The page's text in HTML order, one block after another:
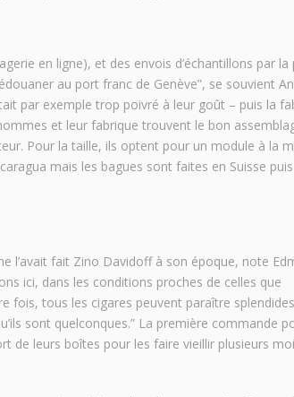
en ligne), et des envois d’échantillons par la
au port franc de Genève”, se souvient
par exemple trop poivré à leur goût – puis la
et leur fabrique trouvent le bon
Pour la taille, ils optent pour un module à la
mais les bagues sont faites en Suisse puis
l’avait fait Zino Davidoff à son époque, note
ici, dans les conditions proches de celles que
fois, tous les cigares peuvent paraître
sont quelconques.” La première commande
de leurs boîtes pour les faire vieillir plusieurs